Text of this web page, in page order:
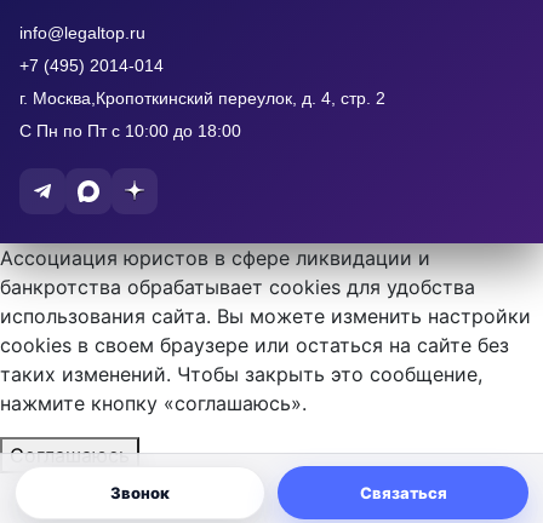
info@legaltop.ru
+7 (495) 2014-014
г. Москва,Кропоткинский переулок, д. 4, стр. 2
С Пн по Пт с 10:00 до 18:00
Ассоциация юристов в сфере ликвидации и
банкротства обрабатывает cookies для удобства
использования сайта. Вы можете изменить настройки
cookies в своем браузере или остаться на сайте без
таких изменений. Чтобы закрыть это сообщение,
нажмите кнопку «соглашаюсь».
Соглашаюсь
Звонок Связаться